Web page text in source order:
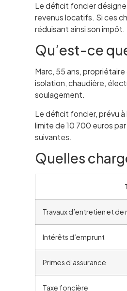
Le déficit foncier
revenus locatifs. Si ces
réduisant ainsi son
Qu’est-ce
Marc, 55 ans,
isolation, chaudière,
soulagement.
Le déficit foncier, prévu à
limite de 10 700 euros
suivantes.
Quelles
Travaux d’entretien et
Intérêts d’emprunt
Primes d’assurance
Taxe foncière